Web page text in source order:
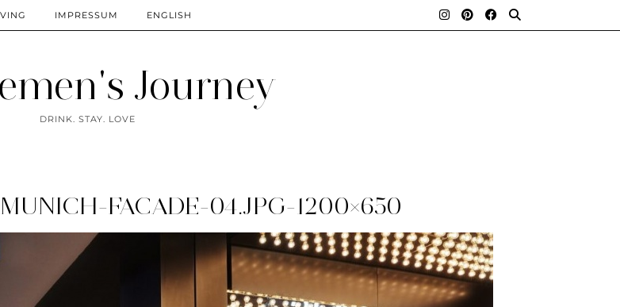
Journey
DRINK. STAY. LOVE
IMPRESSUM ENGLISH
FACADE-04.JPG-1200×650